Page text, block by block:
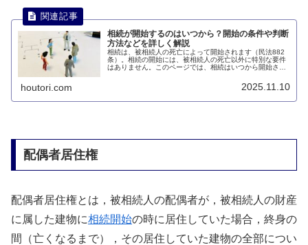
相続が開始するのはいつから？開始の条件や判断
方法などを詳しく解説
相続は、被相続人の死亡によって開始されます（民法882
条）。相続の開始には、被相続人の死亡以外に特別な要件
はありません。このページでは、相続はいつから開始され
houtori.com 2025.11.10
配偶者居住権
配偶者居住権とは，被相続人の配偶者が，被相続人の財産
に属した建物に相続開始の時に居住していた場合，終身の
間（亡くなるまで），その居住していた建物の全部につい